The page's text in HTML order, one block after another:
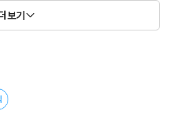
부의 집에 식물 돌보미로 취직하여
사이 빈집을 털자는 것! 조문이 약
잡기로 결정한다. “나 유명한 독니
보기